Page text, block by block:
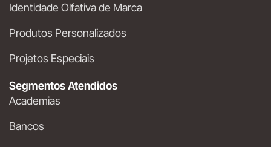
Identidade Olfativa de Marca
Produtos Personalizados
Projetos Especiais
Segmentos Atendidos
Academias
Bancos